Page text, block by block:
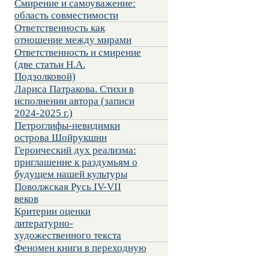
Смирение и самоуважение:
область совместимости
Ответственность как
отношение между мирами
Ответственность и смирение
(две статьи Н.А.
Подзолковой)
Лариса Патракова. Стихи в
исполнении автора (записи
2024-2025 г.)
Петроглифы-невидимки
острова Шойрукшин
Героический дух реализма:
приглашение к раздумьям о
будущем нашей культуры
Поволжская Русь IV-VII
веков
Критерии оценки
литературно-
художественного текста
Феномен книги в переходную